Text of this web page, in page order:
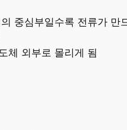
중심부일수록 전류가
체 외부로 몰리게 됨